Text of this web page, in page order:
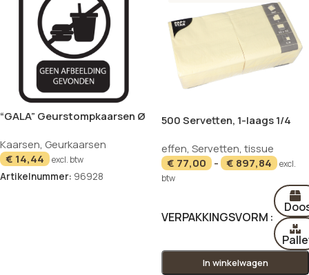
“GALA” Geurstompkaarsen Ø
Vanilla
Kaarsen, Geurkaarsen
€ 14,44 excl. btw
Artikelnummer: 96928
500 Servetten, 1-laags 1/4
effen, Servetten, tissue
€ 77,00 - € 897,84
excl.
btw
VERPAKKINGSVORM
In winkelwagen